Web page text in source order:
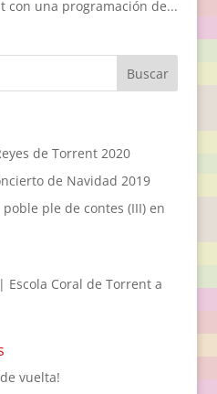
con una programación de...
de Torrent 2020
de Navidad 2019
ple de contes (III) en
Escola Coral de Torrent a
vuelta!